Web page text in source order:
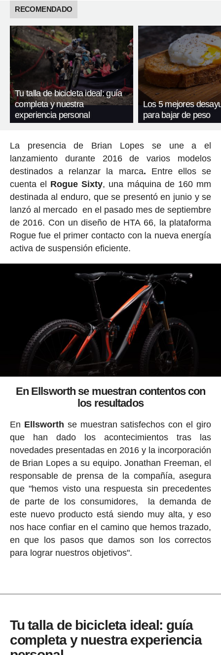
RECOMENDADO
Tu talla de bicicleta ideal: guía
completa y nuestra
experiencia personal
Los 5 mejores
para bajar de peso
La presencia de Brian Lopes se une a el
lanzamiento durante 2016 de varios modelos
destinados a relanzar la marca. Entre ellos se
cuenta el Rogue Sixty, una máquina de 160 mm
destinada al enduro, que se presentó en junio y se
lanzó al mercado en el pasado mes de septiembre
de 2016. Con un diseño de HTA 66, la plataforma
Rogue fue el primer contacto con la nueva energía
activa de suspensión eficiente.
En Ellsworth se muestran contentos con
los resultados
En Ellsworth se muestran satisfechos con el giro
que han dado los acontecimientos tras las
novedades presentadas en 2016 y la incorporación
de Brian Lopes a su equipo. Jonathan Freeman, el
responsable de prensa de la compañía, asegura
que "hemos visto una respuesta sin precedentes
de parte de los consumidores, la demanda de
este nuevo producto está siendo muy alta, y eso
nos hace confiar en el camino que hemos trazado,
en que los pasos que damos son los correctos
para lograr nuestros objetivos".
Tu talla de bicicleta ideal: guía
completa y nuestra experiencia